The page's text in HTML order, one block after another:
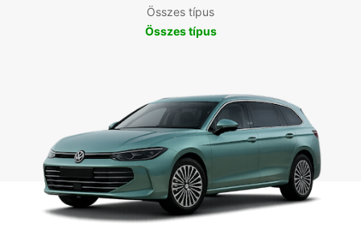
Összes típus
Összes típus